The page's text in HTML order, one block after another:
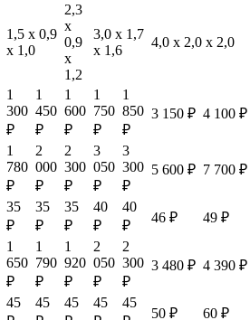
1,5 х 0,9
х 1,0
2,3
х
0,9
х
1,2
3,0 х 1,7
х 1,6
4,0 х 2,0 х 2,0
1
300
₽
1
450
₽
1
600
₽
1
750
₽
1
850
₽
3 150 ₽ 4 100 ₽
1
780
₽
2
000
₽
2
300
₽
3
050
₽
3
300
₽
5 600 ₽ 7 700 ₽
35
₽
35
₽
35
₽
40
₽
40
₽
46 ₽ 49 ₽
1
650
₽
1
790
₽
1
920
₽
2
050
₽
2
300
₽
3 480 ₽ 4 390 ₽
45
45
45
45
45
50 ₽ 60 ₽